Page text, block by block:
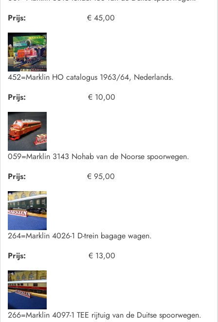
Prijs:
€ 45,00
452=Marklin HO catalogus 1963/64, Nederlands.
Prijs:
€ 10,00
059=Marklin 3143 Nohab van de Noorse spoorwegen.
Prijs:
€ 95,00
264=Marklin 4026-1 D-trein bagage wagen.
Prijs:
€ 13,00
266=Marklin 4097-1 TEE rijtuig van de Duitse spoorwegen.